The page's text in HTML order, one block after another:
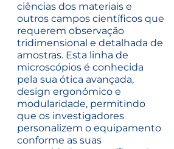
ciências dos materiais e
outros campos científicos que
requerem observação
tridimensional e detalhada de
amostras. Esta linha de
microscópios é conhecida
pela sua ótica avançada,
design ergonómico e
modularidade, permitindo
que os investigadores
personalizem o equipamento
conforme as suas